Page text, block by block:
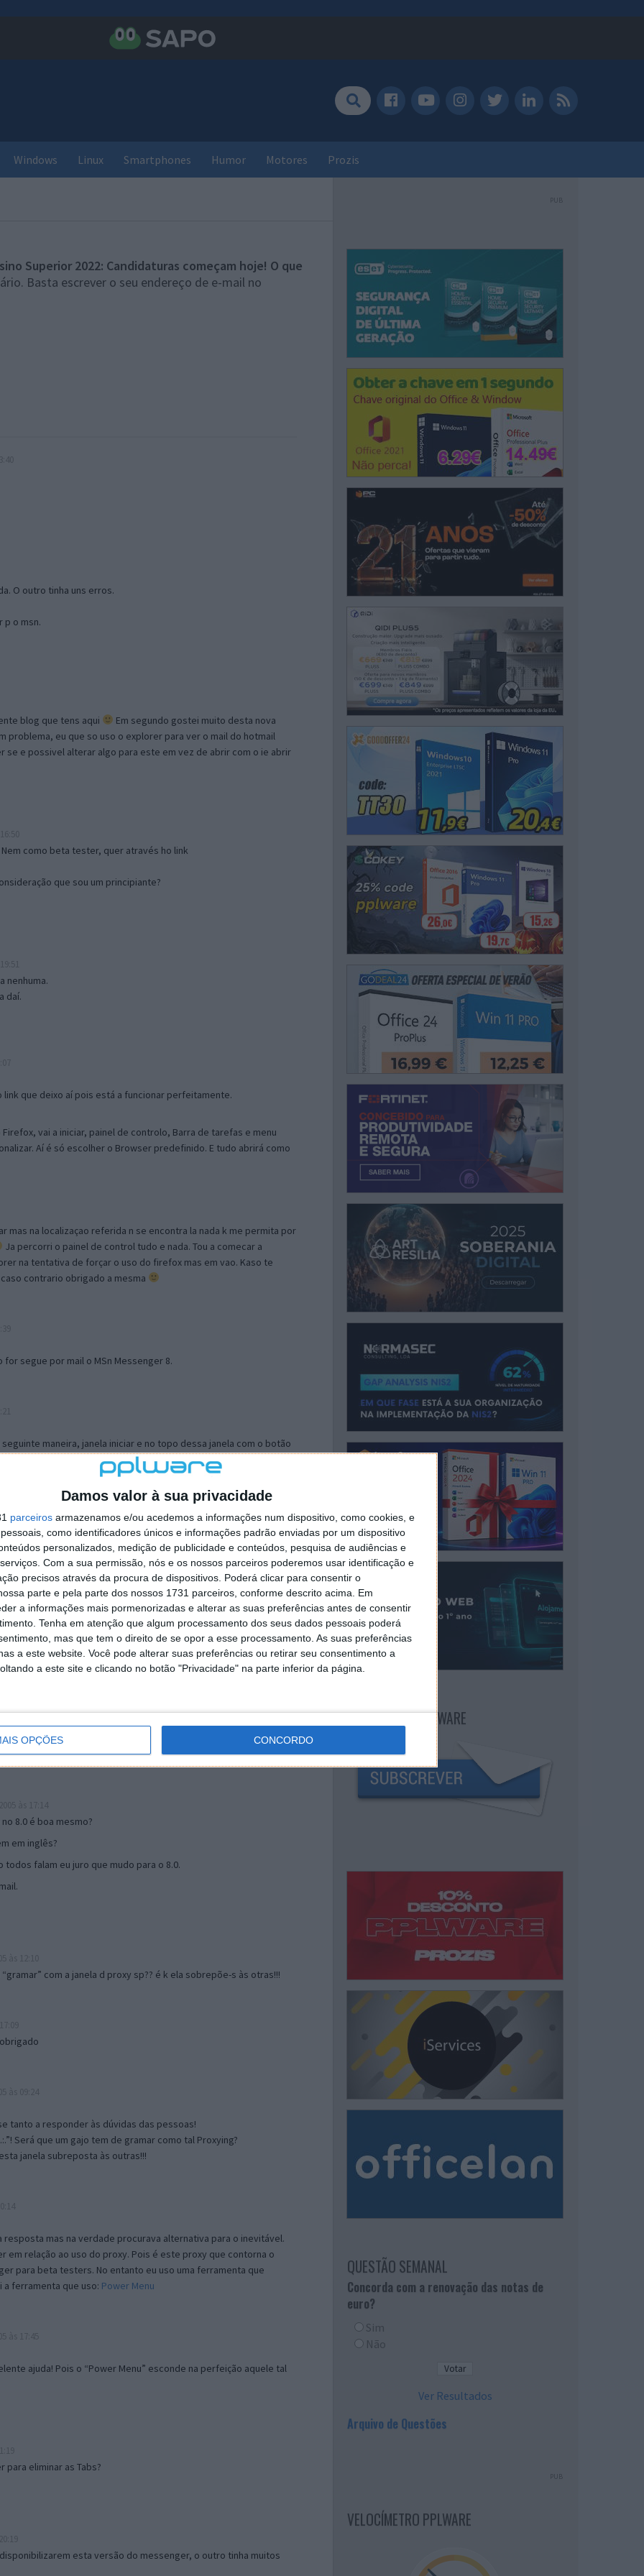
Damos valor à sua privacidade
parceiros armazenamos e/ou acedemos a informações num dispositivo, como cookies, e
como identificadores únicos e informações padrão enviadas por um dispositivo
personalizados, medição de publicidade e conteúdos, pesquisa de audiências e
Com a sua permissão, nós e os nossos parceiros poderemos usar identificação e
precisos através da procura de dispositivos. Poderá clicar para consentir o
parte e pela parte dos nossos 1731 parceiros, conforme descrito acima. Em
a informações mais pormenorizadas e alterar as suas preferências antes de consentir
Tenha em atenção que algum processamento dos seus dados pessoais poderá
mas que tem o direito de se opor a esse processamento. As suas preferências
a este website. Você pode alterar suas preferências ou retirar seu consentimento a
a este site e clicando no botão "Privacidade" na parte inferior da página.
OPÇÕES CONCORDO
Windows Linux Smartphones Humor Motores Prozis
Superior 2022: Candidaturas começam hoje! O que
Basta escrever o seu endereço de e-mail no
O outro tinha uns erros.
p o msn.
blog que tens aqui
Em segundo gostei muito desta nova
problema, eu que so uso o explorer para ver o mail do hotmail
se e possivel alterar algo para este em vez de abrir com o ie abrir
como beta tester, quer através ho link
que sou um principiante?
nenhuma.
daí.
que deixo aí pois está a funcionar perfeitamente.
vai a iniciar, painel de controlo, Barra de tarefas e menu
Aí é só escolher o Browser predefinido. E tudo abrirá como
mas na localizaçao referida n se encontra la nada k me permita por
Ja percorri o painel de control tudo e nada. Tou a comecar a
na tentativa de forçar o uso do firefox mas em vao. Kaso te
contrario obrigado a mesma
for segue por mail o MSn Messenger 8.
maneira, janela iniciar e no topo dessa janela com o botão
separador Menu ‘Iniciar’ clica no botão ‘Personalizar’ aí
escolheres o Browser com que queres navegar e o gestor de
ao teu Firefox e nas ferramentas ou tools escolhes ‘Opções’ ou
e logo perto do fim encontras um local para colocares um visto
é o browser predefinido.
mail algum.
17:00
8.0 é boa mesmo?
em inglês?
falam eu juro que mudo para o 8.0.
com a janela d proxy sp?? é k ela sobrepõe-s às otras!!!
tanto a responder às dúvidas das pessoas!
Será que um gajo tem de gramar como tal Proxying?
janela subreposta às outras!!!
mas na verdade procurava alternativa para o inevitável.
em relação ao uso do proxy. Pois é este proxy que contorna o
para beta testers. No entanto eu uso uma ferramenta que
ferramenta que uso: Power Menu
ajuda! Pois o “Power Menu” esconde na perfeição aquele tal
para eliminar as Tabs?
esta versão do messenger, o outro tinha muitos
PUB
NEWSLETTER PPLWARE
QUESTÃO SEMANAL
Concorda com a renovação das notas de
euro?
Sim
Não
Ver Resultados
Arquivo de Questões
PUB
VELOCÍMETRO PPLWARE